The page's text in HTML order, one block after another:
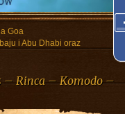
Goa
i Abu Dhabi oraz
– Rinca – Komodo –